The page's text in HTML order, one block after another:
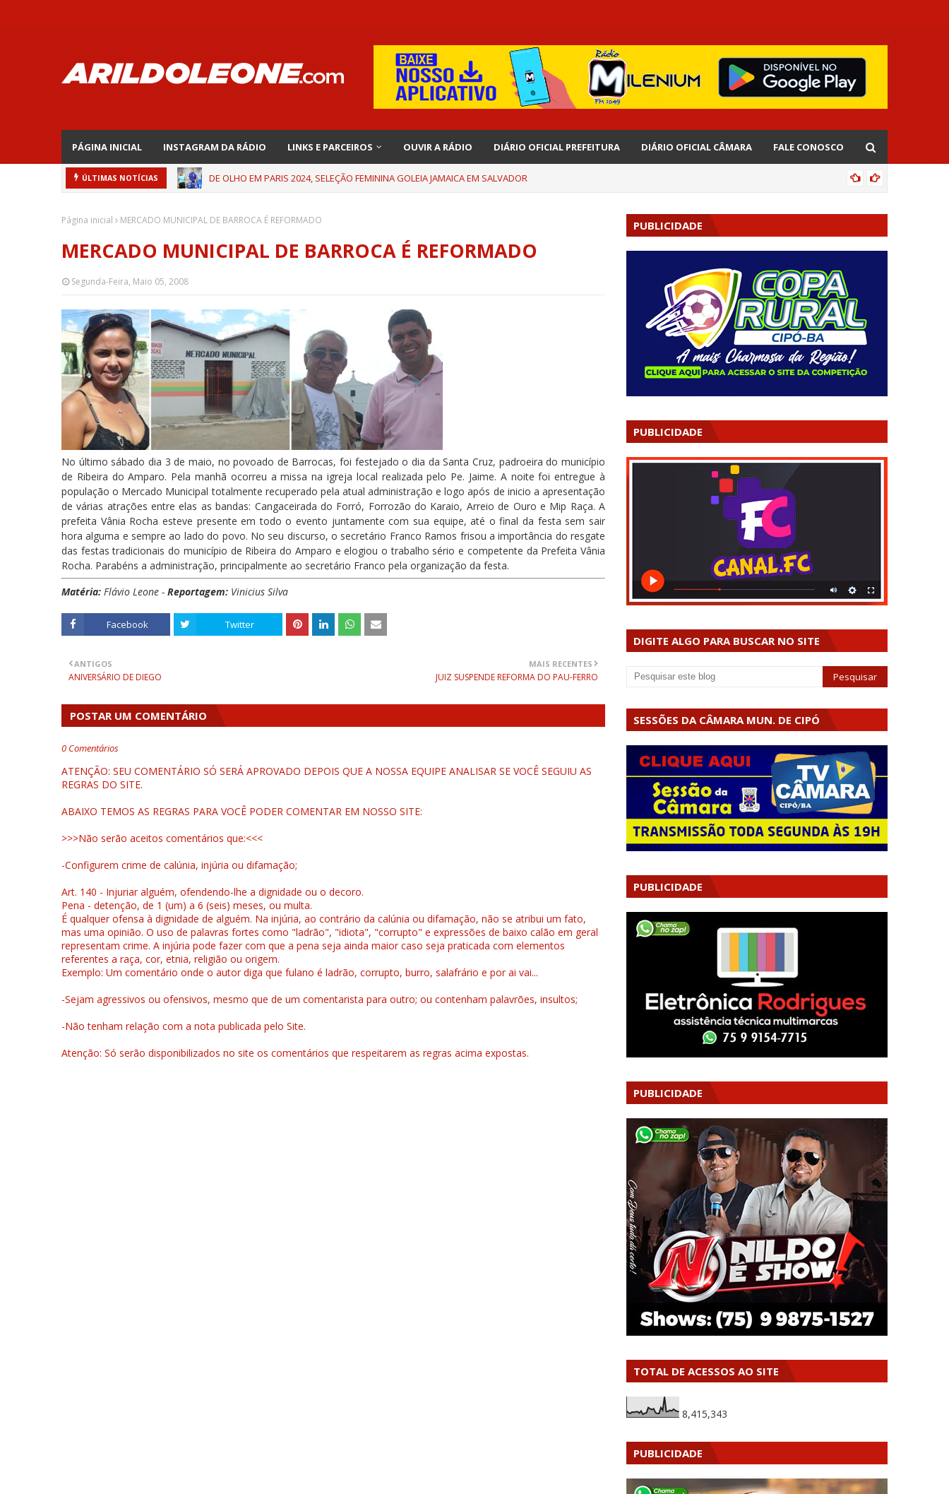
PÁGINA INICIAL INSTAGRAM DA RÁDIO LINKS E PARCEIROS OUVIR A RÁDIO DIÁRIO OFICIAL PREFEITURA DIÁRIO OFICIAL CÂMARA FALE CONOSCO
ÚLTIMAS NOTÍCIAS DE OLHO EM PARIS 2024, SELEÇÃO FEMININA GOLEIA JAMAICA EM SALVADOR
Página inicial MERCADO MUNICIPAL DE BARROCA É REFORMADO
MERCADO MUNICIPAL DE BARROCA É REFORMADO
Segunda-Feira, Maio 05, 2008
No último sábado dia 3 de maio, no povoado de Barrocas, foi festejado o dia da Santa Cruz, padroeira do município
de Ribeira do Amparo. Pela manhã ocorreu a missa na igreja local realizada pelo Pe. Jaime. A noite foi entregue à
população o Mercado Municipal totalmente recuperado pela atual administração e logo após de inicio a apresentação
de várias atrações entre elas as bandas: Cangaceirada do Forró, Forrozão do Karaio, Arreio de Ouro e Mip Raça. A
prefeita Vânia Rocha esteve presente em todo o evento juntamente com sua equipe, até o final da festa sem sair
hora alguma e sempre ao lado do povo. No seu discurso, o secretário Franco Ramos frisou a importância do resgate
das festas tradicionais do município de Ribeira do Amparo e elogiou o trabalho sério e competente da Prefeita Vânia
Rocha. Parabéns a administração, principalmente ao secretário Franco pela organização da festa.
Matéria: Flávio Leone - Reportagem: Vinicius Silva
Facebook Twitter
MAIS RECENTES
JUIZ SUSPENDE REFORMA DO PAU-FERRO
ANTIGOS
ANIVERSÁRIO DE DIEGO
POSTAR UM COMENTÁRIO
0 Comentários
ATENÇÃO: SEU COMENTÁRIO SÓ SERÁ APROVADO DEPOIS QUE A NOSSA EQUIPE ANALISAR SE VOCÊ SEGUIU AS
REGRAS DO SITE.
ABAIXO TEMOS AS REGRAS PARA VOCÊ PODER COMENTAR EM NOSSO SITE:
>>>Não serão aceitos comentários que:<<<
-Configurem crime de calúnia, injúria ou difamação;
Art. 140 - Injuriar alguém, ofendendo-lhe a dignidade ou o decoro.
Pena - detenção, de 1 (um) a 6 (seis) meses, ou multa.
É qualquer ofensa à dignidade de alguém. Na injúria, ao contrário da calúnia ou difamação, não se atribui um fato,
mas uma opinião. O uso de palavras fortes como "ladrão", "idiota", "corrupto" e expressões de baixo calão em geral
representam crime. A injúria pode fazer com que a pena seja ainda maior caso seja praticada com elementos
referentes a raça, cor, etnia, religião ou origem.
Exemplo: Um comentário onde o autor diga que fulano é ladrão, corrupto, burro, salafrário e por ai vai...
-Sejam agressivos ou ofensivos, mesmo que de um comentarista para outro; ou contenham palavrões, insultos;
-Não tenham relação com a nota publicada pelo Site.
Atenção: Só serão disponibilizados no site os comentários que respeitarem as regras acima expostas.
PUBLICIDADE
PUBLICIDADE
DIGITE ALGO PARA BUSCAR NO SITE
SESSÕES DA CÂMARA MUN. DE CIPÓ
PUBLICIDADE
PUBLICIDADE
TOTAL DE ACESSOS AO SITE
8,415,343
PUBLICIDADE